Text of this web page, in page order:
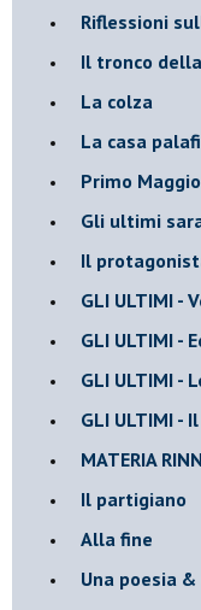
Riflessioni
Il tronco
La colza
La casa
Primo Maggio
Gli ultimi
Il
GLI ULTIMI -
GLI ULTIMI -
GLI ULTIMI -
GLI ULTIMI -
MATERIA
Il partigiano
Alla fine
Una poesia